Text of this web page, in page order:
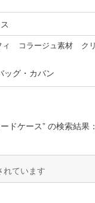
ィ コラージュ素材 ク
ッグ・カバン
ドケース” の検索結果
れています